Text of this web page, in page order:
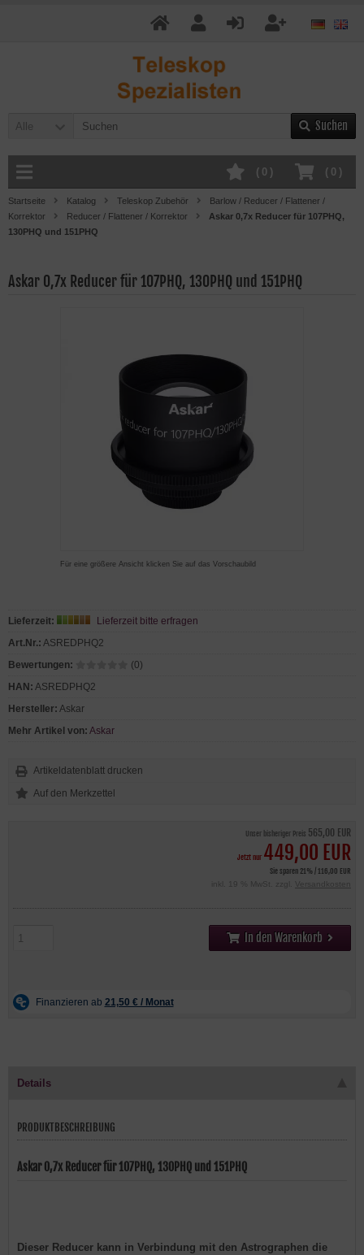
Alle Suchen
( 0 )
( 0 )
Startseite Katalog Teleskop Zubehör
Barlow / Reducer / Flattener /
Korrektor
Reducer / Flattener / Korrektor
Askar 0,7x Reducer für 107PHQ,
130PHQ und 151PHQ
Askar 0,7x Reducer für 107PHQ, 130PHQ und 151PHQ
Für eine größere Ansicht klicken Sie auf das Vorschaubild
Unser bisheriger Preis 565,00 EUR
Jetzt nur 449,00 EUR
Sie sparen 21% / 116,00 EUR
inkl. 19 % MwSt. zzgl.
Versandkosten
In den Warenkorb
Lieferzeit:
Lieferzeit bitte erfragen
Art.Nr.: ASREDPHQ2
Bewertungen:
(0)
HAN: ASREDPHQ2
Hersteller: Askar
Mehr Artikel von: Askar
Artikeldatenblatt drucken
Details
PRODUKTBESCHREIBUNG
Askar 0,7x Reducer für 107PHQ, 130PHQ und 151PHQ
Dieser Reducer kann in Verbindung mit den Astrographen die